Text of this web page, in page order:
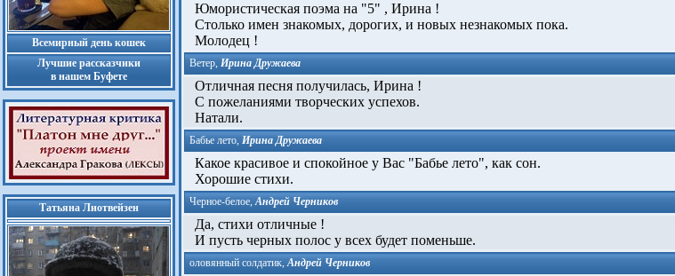
Всемирный день кошек
Лучшие рассказчики
в нашем Буфете
Татьяна Лиотвейзен
Юмористическая поэма на "5" , Ирина !
Столько имен знакомых, дорогих, и новых незнакомых пока.
Молодец !
Ветер, Ирина Дружаева
Отличная песня получилась, Ирина !
С пожеланиями творческих успехов.
Натали.
Бабье лето, Ирина Дружаева
Какое красивое и спокойное у Вас "Бабье лето", как сон.
Хорошие стихи.
Черное-белое,Андрей Черников
Да, стихи отличные !
И пусть черных полос у всех будет поменьше.
оловянный солдатик,Андрей Черников